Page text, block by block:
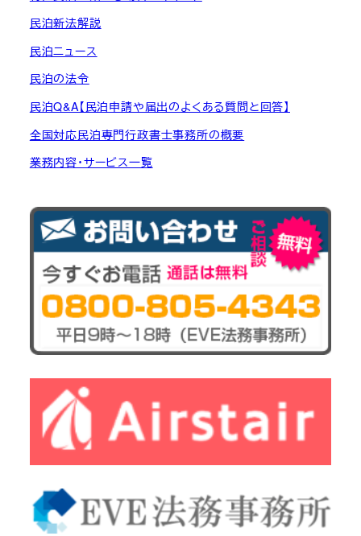
民泊新法解説
民泊ニュース
民泊の法令
民泊Q&A【民泊申請や届出のよくある質問と回答】
全国対応民泊専門行政書士事務所の概要
業務内容・サービス一覧